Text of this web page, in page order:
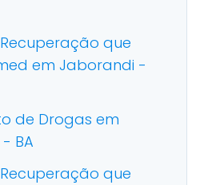
que
em Jaborandi -
de Drogas em
BA
que